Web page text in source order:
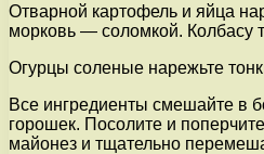
Отварной картофель и яйца
морковь — соломкой. Колбасу
Огурцы соленые нарежьте
Все ингредиенты смешайте в
горошек. Посолите и
майонез и тщательно